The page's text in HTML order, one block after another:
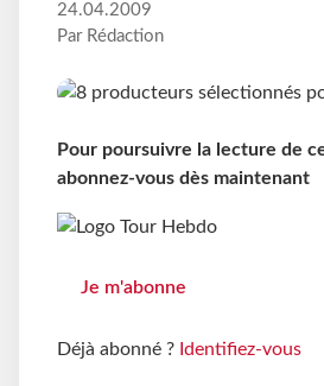
24.04.2009
Par Rédaction
Pour poursuivre la lecture de
abonnez-vous dès maintenant
Je m'abonne
Déjà abonné ? Identifiez-vous